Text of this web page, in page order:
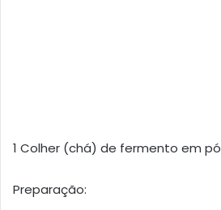
1 Colher (chá) de fermento em pó
Preparação: